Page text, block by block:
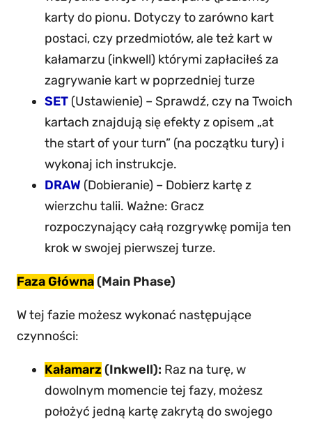
karty do pionu. Dotyczy to zarówno kart
postaci, czy przedmiotów, ale też kart w
kałamarzu (inkwell) którymi zapłaciłeś za
zagrywanie kart w poprzedniej turze
SET (Ustawienie) – Sprawdź, czy na Twoich
kartach znajdują się efekty z opisem „at
the start of your turn” (na początku tury) i
wykonaj ich instrukcje.
DRAW (Dobieranie) – Dobierz kartę z
wierzchu talii. Ważne: Gracz
rozpoczynający całą rozgrywkę pomija ten
krok w swojej pierwszej turze.
Faza Główna(Main Phase)
W tej fazie możesz wykonać następujące
czynności:
Kałamarz(Inkwell): Raz na turę, w
dowolnym momencie tej fazy, możesz
położyć jedną kartę zakrytą do swojego